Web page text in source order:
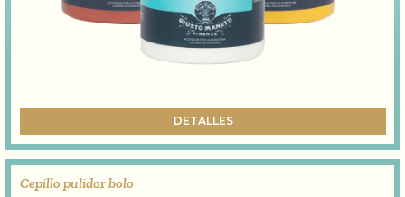
DETALLES
Cepillo pulidor bolo